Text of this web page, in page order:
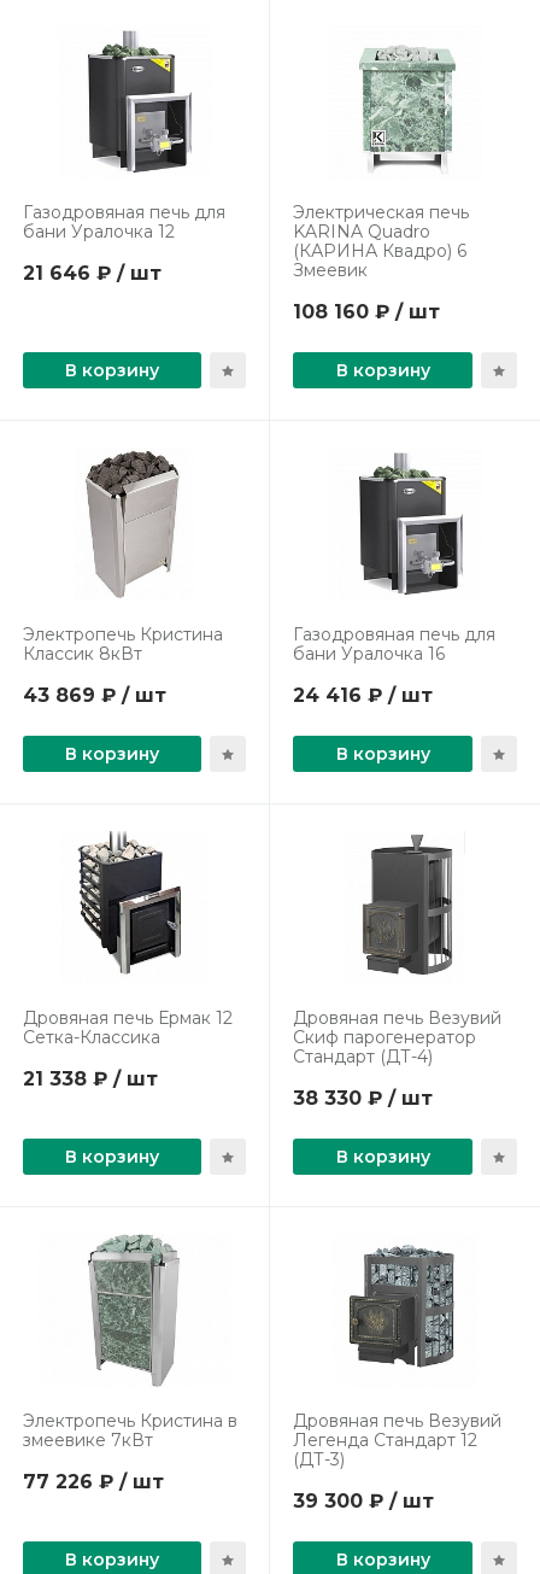
Газодровяная печь для
бани Уралочка 12
21 646 ₽ / шт
В корзину
Электрическая печь
KARINA Quadro
(КАРИНА Квадро) 6
Змеевик
108 160 ₽ / шт
В корзину
Электропечь Кристина
Классик 8кВт
43 869 ₽ / шт
В корзину
Газодровяная печь для
бани Уралочка 16
24 416 ₽ / шт
В корзину
Дровяная печь Ермак 12
Сетка-Классика
21 338 ₽ / шт
В корзину
Дровяная печь Везувий
Скиф парогенератор
Стандарт (ДТ-4)
38 330 ₽ / шт
В корзину
Электропечь Кристина в
змеевике 7кВт
77 226 ₽ / шт
В корзину
Дровяная печь Везувий
Легенда Стандарт 12
(ДТ-3)
39 300 ₽ / шт
В корзину